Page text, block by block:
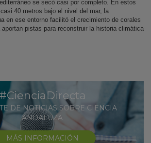
se secó casi por completo. En estos
40 metros bajo el nivel del mar, la
en ese entorno facilitó el crecimiento de corales
aportan pistas para reconstruir la historia climática
#CienciaDirecta
DE NOTICIAS SOBRE CIENCIA
ANDALUZA
MÁS INFORMACIÓN